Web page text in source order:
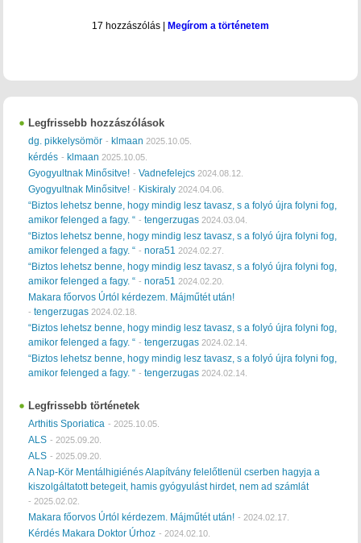
17 hozzászólás Megírom a történetem
Legfrissebb hozzászólások
dg. pikkelysömör - klmaan 2025.10.05.
kérdés - klmaan 2025.10.05.
Gyogyultnak Minősitve! -Vadnefelejcs 2024.08.12.
Gyogyultnak Minősitve! - Kiskiraly 2024.04.06.
“Biztos lehetsz benne, hogy mindig lesz tavasz, s a folyó újra folyni fog,
amikor felenged a fagy. “ -tengerzugas 2024.03.04.
“Biztos lehetsz benne, hogy mindig lesz tavasz, s a folyó újra folyni fog,
amikor felenged a fagy. “ -nora51 2024.02.27.
“Biztos lehetsz benne, hogy mindig lesz tavasz, s a folyó újra folyni fog,
amikor felenged a fagy. “ -nora51 2024.02.20.
Makara főorvos Úrtól kérdezem. Májműtét után!
-tengerzugas 2024.02.18.
“Biztos lehetsz benne, hogy mindig lesz tavasz, s a folyó újra folyni fog,
amikor felenged a fagy. “ -tengerzugas 2024.02.14.
“Biztos lehetsz benne, hogy mindig lesz tavasz, s a folyó újra folyni fog,
amikor felenged a fagy. “ -tengerzugas 2024.02.14.
Legfrissebb történetek
Arthitis Sporiatica - 2025.10.05.
ALS - 2025.09.20.
ALS - 2025.09.20.
A Nap-Kör Mentálhigiénés Alapítvány felelőtlenül cserben hagyja a
kiszolgáltatott betegeit, hamis gyógyulást hirdet, nem ad számlát
- 2025.02.02.
Makara főorvos Úrtól kérdezem. Májműtét után! - 2024.02.17.
Kérdés Makara Doktor Úrhoz - 2024.02.10.